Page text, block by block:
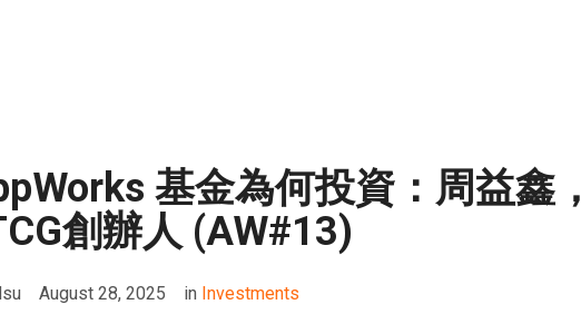
基金為何投資：周益鑫，
創辦人 (AW#13)
August 28, 2025 in Investments